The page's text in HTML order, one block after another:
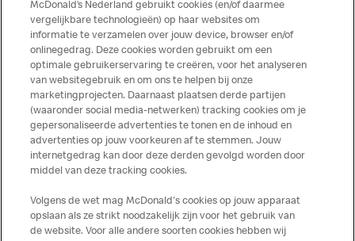
Speelgelegenheid
Terras
Meer over dit restaurant
McDonald's
Bezoek Restaurant pagina
McDonald’s Nederland gebruikt cookies (en/of daarmee
vergelijkbare technologieën) op haar websites om
informatie te verzamelen over jouw device, browser en/of
onlinegedrag. Deze cookies worden gebruikt om een
optimale gebruikerservaring te creëren, voor het analyseren
van websitegebruik en om ons te helpen bij onze
marketingprojecten. Daarnaast plaatsen derde partijen
(waaronder social media-netwerken) tracking cookies om je
gepersonaliseerde advertenties te tonen en de inhoud en
advertenties op jouw voorkeuren af te stemmen. Jouw
internetgedrag kan door deze derden gevolgd worden door
middel van deze tracking cookies.
Volgens de wet mag McDonald's cookies op jouw apparaat
opslaan als ze strikt noodzakelijk zijn voor het gebruik van
de website. Voor alle andere soorten cookies hebben wij